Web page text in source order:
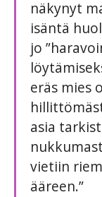
näkynyt
isäntä
jo
eräs mies
asia
vietiin
ääreen.”